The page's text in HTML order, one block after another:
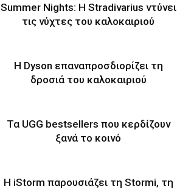
Summer Nights: Η Stradivarius ντύνει
τις νύχτες του καλοκαιριού
Η Dyson επαναπροσδιορίζει τη
δροσιά του καλοκαιριού
Τα UGG bestsellers που κερδίζουν
ξανά το κοινό
Η iStorm παρουσιάζει τη Stormi, τη